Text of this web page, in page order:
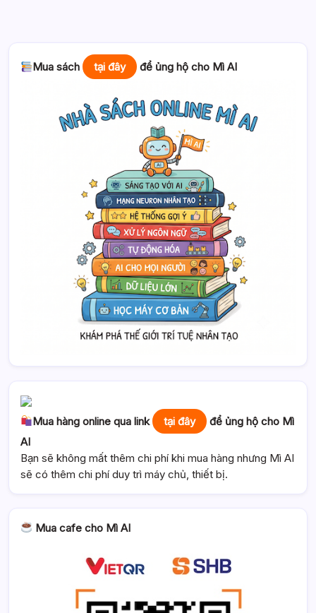
Mua sách tại đây để ủng hộ cho Mì AI
Mua hàng online qua link tại đây
để ủng hộ cho Mì
AI
Bạn sẽ không mất thêm chi phí khi mua hàng nhưng Mì AI
sẽ có thêm chi phí duy trì máy chủ, thiết bị.
Mua cafe cho Mì AI